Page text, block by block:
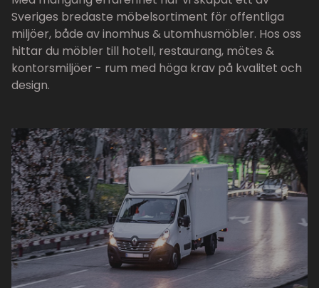
Sveriges bredaste möbelsortiment för offentliga
miljöer, både av inomhus & utomhusmöbler. Hos oss
hittar du möbler till hotell, restaurang, mötes &
kontorsmiljöer - rum med höga krav på kvalitet och
design.